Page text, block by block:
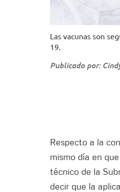
Las vacunas son
19.
Publicado por:
Respecto a la
mismo día en
técnico de la
decir que la